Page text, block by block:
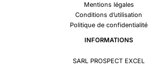
Mentions légales
Conditions d’utilisation
Politique de confidentialité
INFORMATIONS
SARL PROSPECT EXCEL